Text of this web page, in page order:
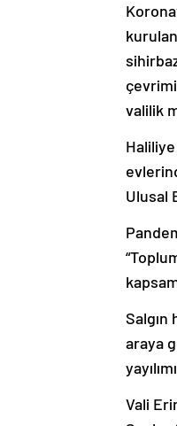
valilik
Ulusal
Salgın
araya
Vali